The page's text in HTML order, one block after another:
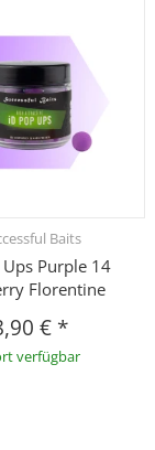
Baits
Purple 14
Florentine
€ *
verfügbar